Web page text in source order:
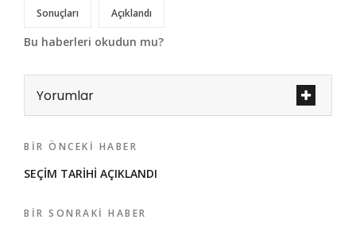
Sonuçları Açıklandı
Bu haberleri okudun mu?
Yorumlar
BIR ÖNCEKI HABER
SEÇİM TARİHİ AÇIKLANDI
BIR SONRAKI HABER